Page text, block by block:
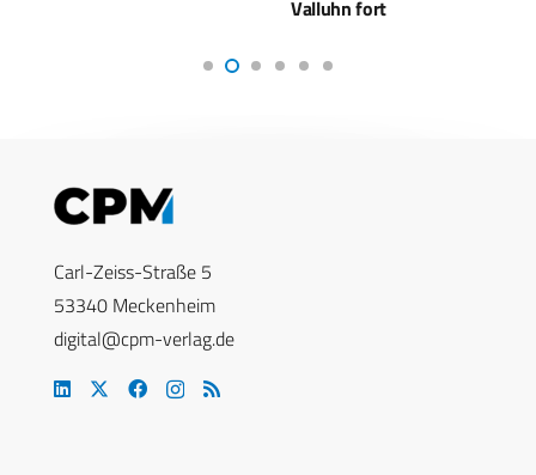
Carl-Zeiss-Straße 5
53340 Meckenheim
digital@cpm-verlag.de